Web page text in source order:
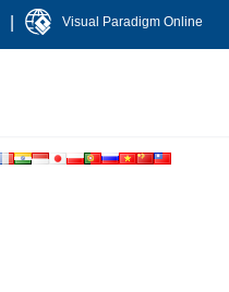
Visual Paradigm Online